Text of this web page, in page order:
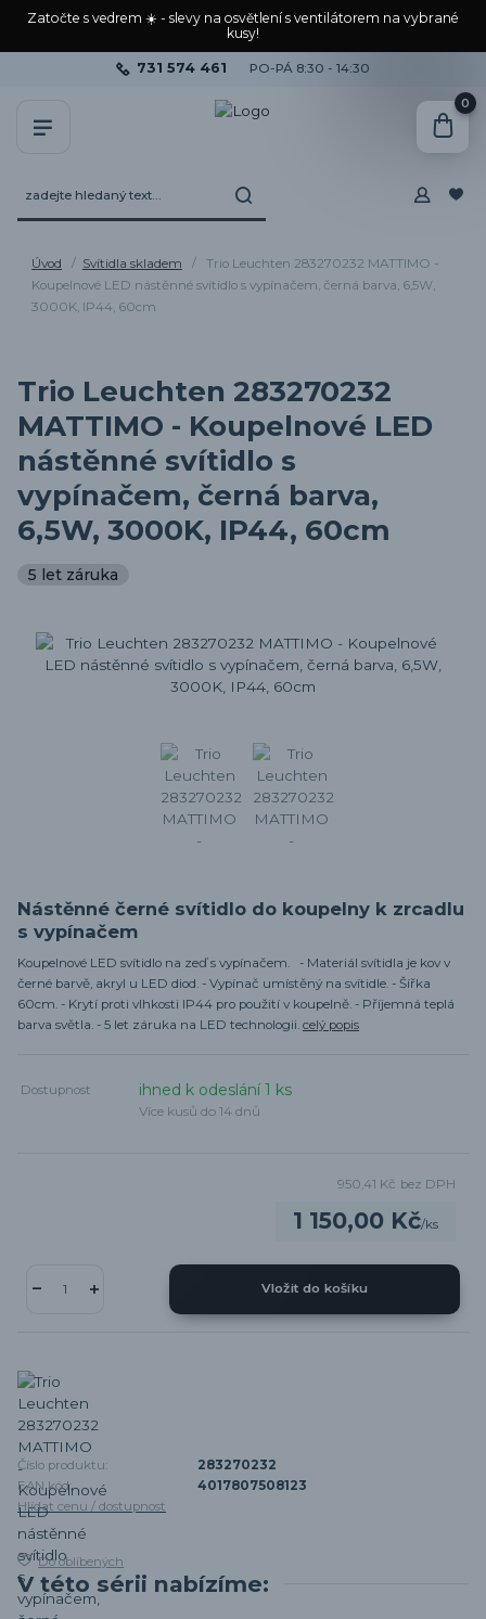
Zatočte s vedrem ☀️ - slevy na osvětlení s ventilátorem na vybrané
kusy!
731 574 461 PO-PÁ 8:30 - 14:30
0
Úvod Svítidla skladem
Trio Leuchten 283270232 MATTIMO -
Koupelnové LED nástěnné svítidlo s vypínačem, černá barva, 6,5W,
3000K, IP44, 60cm
Trio Leuchten 283270232
MATTIMO - Koupelnové LED
nástěnné svítidlo s
vypínačem, černá barva,
6,5W, 3000K, IP44, 60cm
5 let záruka
Nástěnné černé svítidlo do koupelny k zrcadlu
s vypínačem
Koupelnové LED svítidlo na zeď s vypínačem. - Materiál svítidla je kov v
černé barvě, akryl u LED diod. - Vypínač umístěný na svítidle. - Šířka
60cm. - Krytí proti vlhkosti IP44 pro použití v koupelně. - Příjemná teplá
barva světla. - 5 let záruka na LED technologii. celý popis
Dostupnost ihned k odeslání 1 ks
Více kusů do 14 dnů
1 150,00 Kč/ks
950,41 Kč bez DPH
Vložit do košíku
Číslo produktu:
283270232
EAN kód:
4017807508123
Hlídat cenu / dostupnost
Do oblíbených
V této sérii nabízíme: